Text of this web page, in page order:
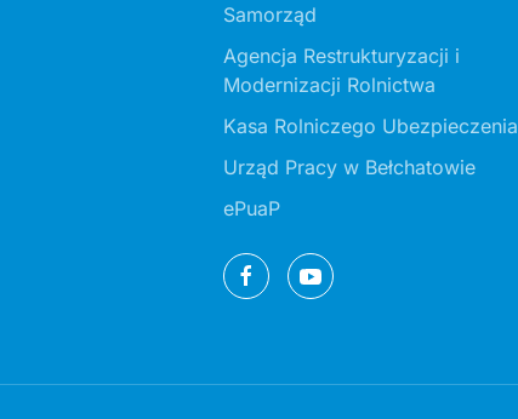
Samorząd
Agencja Restrukturyzacji i
Modernizacji Rolnictwa
Kasa Rolniczego Ubezpieczenia
Urząd Pracy w Bełchatowie
ePuaP